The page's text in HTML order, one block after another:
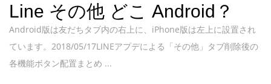
Line その他 どこ Android？
Android版は友だちタブ内の右上に、iPhone版は左上に設置され
ています。2018/05/17LINEアプデによる「その他」タブ削除後の
各機能ボタン配置まとめ ...